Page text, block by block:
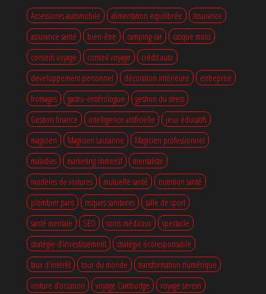
Accessoires automobile alimentation équilibrée
Assurance
assurance santé
bien-être camping-car
casque moto
conseils voyage
conseil voyage
crédit auto
developpement personnel
décoration intérieure
entreprise
fromages
gastro-entérologue
gestion du stress
Gestion finance
intelligence artificielle
jeux éducatifs
magicien
Magicien Lausanne
Magicien professionnel
maladies
marketing immersif
mentaliste
modèles de voitures
mutuelle santé
nutrition santé
plombier paris
risques sanitaires
salle de sport
santé mentale
SEO soins médicaux
spectacle
stratégie d'investissement
stratégie écoresponsable
taux d'intérêt
tour du monde
transformation numérique
voiture d’occasion
voyage Cambodge
voyage serein